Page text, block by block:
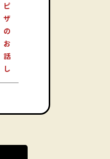
ピ
ザ
の
お
話
し